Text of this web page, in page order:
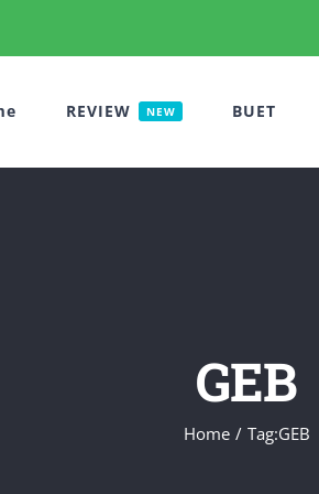
REVIEW NEW BUET
GEB
Home Tag:GEB